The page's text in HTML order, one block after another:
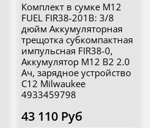
Комплект в сумке M12
FUEL FIR38-201B: 3/8
дюйм Аккумуляторная
трещотка субкомпактная
импульсная FIR38-0,
Аккумулятор M12 B2 2.0
Ач, зарядное устройство
C12 Milwaukee
4933459798
43 110 Руб